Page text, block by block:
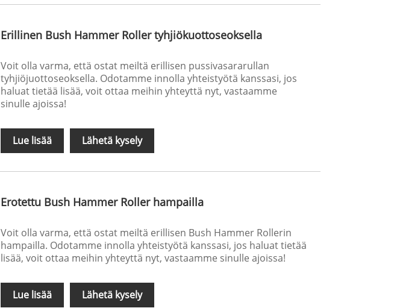
Erillinen Bush Hammer Roller tyhjiökuottoseoksella
Voit olla varma, että ostat meiltä erillisen pussivasararullan
tyhjiöjuottoseoksella. Odotamme innolla yhteistyötä kanssasi, jos
haluat tietää lisää, voit ottaa meihin yhteyttä nyt, vastaamme
sinulle ajoissa!
Lue lisää Lähetä kysely
Erotettu Bush Hammer Roller hampailla
Voit olla varma, että ostat meiltä erillisen Bush Hammer Rollerin
hampailla. Odotamme innolla yhteistyötä kanssasi, jos haluat tietää
lisää, voit ottaa meihin yhteyttä nyt, vastaamme sinulle ajoissa!
Lue lisää Lähetä kysely